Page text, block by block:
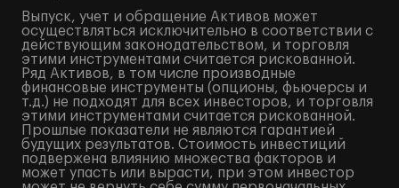
Выпуск, учет и обращение Активов может
осуществляться исключительно в соответствии с
действующим законодательством, и торговля
этими инструментами считается рискованной.
Ряд Активов, в том числе производные
финансовые инструменты (опционы, фьючерсы и
т.д.) не подходят для всех инвесторов, и торговля
этими инструментами считается рискованной.
Прошлые показатели не являются гарантией
будущих результатов. Стоимость инвестиций
подвержена влиянию множества факторов и
может упасть или вырасти, при этом инвестор